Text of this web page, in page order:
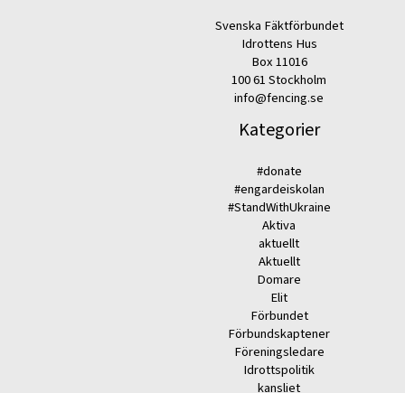
Svenska Fäktförbundet
Idrottens Hus
Box 11016
100 61 Stockholm
info@fencing.se
Kategorier
#donate
#engardeiskolan
#StandWithUkraine
Aktiva
aktuellt
Aktuellt
Domare
Elit
Förbundet
Förbundskaptener
Föreningsledare
Idrottspolitik
kansliet